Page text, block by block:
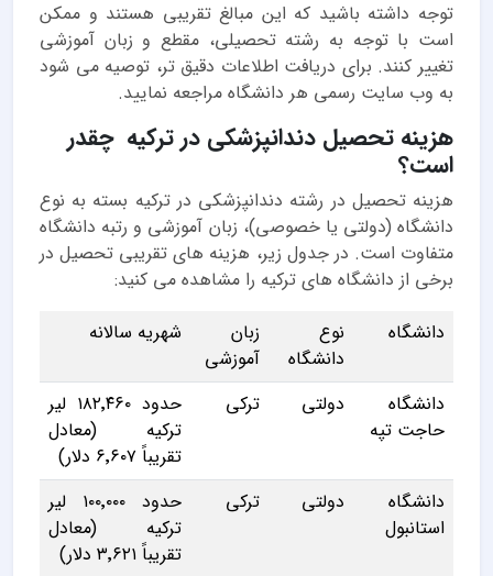
توجه داشته باشید که این مبالغ تقریبی هستند و ممکن
است با توجه به رشته تحصیلی، مقطع و زبان آموزشی
تغییر کنند. برای دریافت اطلاعات دقیق تر، توصیه می شود
به وب سایت رسمی هر دانشگاه مراجعه نمایید.
هزینه تحصیل دندانپزشکی در ترکیه چقدر
است؟
هزینه تحصیل در رشته دندانپزشکی در ترکیه بسته به نوع
دانشگاه (دولتی یا خصوصی)، زبان آموزشی و رتبه دانشگاه
متفاوت است. در جدول زیر، هزینه های تقریبی تحصیل در
برخی از دانشگاه های ترکیه را مشاهده می کنید:
دانشگاه
نوع
دانشگاه
زبان
آموزشی
شهریه سالانه
دانشگاه
حاجت تپه
دولتی ترکی
حدود ۱۸۲٬۴۶۰ لیر
ترکیه (معادل
تقریباً ۶٬۶۰۷ دلار)
دانشگاه
استانبول
دولتی ترکی
حدود ۱۰۰٬۰۰۰ لیر
ترکیه (معادل
تقریباً ۳٬۶۲۱ دلار)